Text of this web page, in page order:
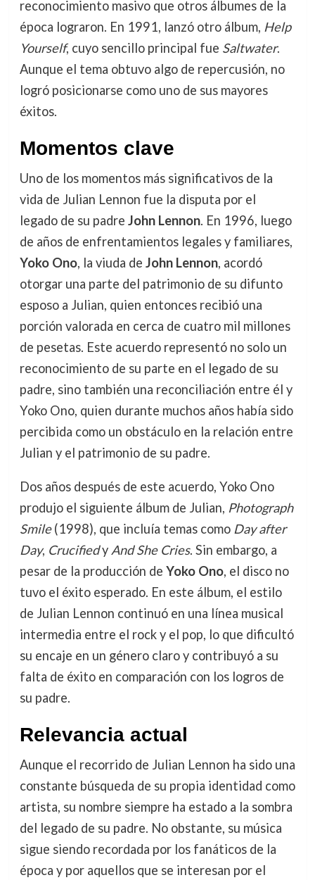
reconocimiento masivo que otros álbumes de la
época lograron. En 1991, lanzó otro álbum, Help
Yourself, cuyo sencillo principal fue Saltwater.
Aunque el tema obtuvo algo de repercusión, no
logró posicionarse como uno de sus mayores
éxitos.
Momentos clave
Uno de los momentos más significativos de la
vida de Julian Lennon fue la disputa por el
legado de su padre John Lennon. En 1996, luego
de años de enfrentamientos legales y familiares,
Yoko Ono, la viuda de John Lennon, acordó
otorgar una parte del patrimonio de su difunto
esposo a Julian, quien entonces recibió una
porción valorada en cerca de cuatro mil millones
de pesetas. Este acuerdo representó no solo un
reconocimiento de su parte en el legado de su
padre, sino también una reconciliación entre él y
Yoko Ono, quien durante muchos años había sido
percibida como un obstáculo en la relación entre
Julian y el patrimonio de su padre.
Dos años después de este acuerdo, Yoko Ono
produjo el siguiente álbum de Julian, Photograph
Smile(1998), que incluía temas como Day after
Day, Crucifiedy And She Cries. Sin embargo, a
pesar de la producción de Yoko Ono, el disco no
tuvo el éxito esperado. En este álbum, el estilo
de Julian Lennon continuó en una línea musical
intermedia entre el rock y el pop, lo que dificultó
su encaje en un género claro y contribuyó a su
falta de éxito en comparación con los logros de
su padre.
Relevancia actual
Aunque el recorrido de Julian Lennon ha sido una
constante búsqueda de su propia identidad como
artista, su nombre siempre ha estado a la sombra
del legado de su padre. No obstante, su música
sigue siendo recordada por los fanáticos de la
época y por aquellos que se interesan por el